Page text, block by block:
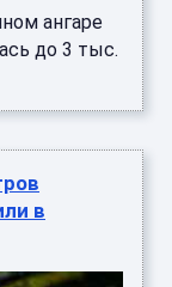
ангаре
до 3 тыс.
в